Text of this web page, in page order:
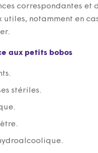
correspondantes et
utiles, notamment en
aux petits bobos
stériles.